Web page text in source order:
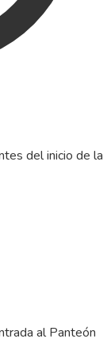
del inicio de la
al Panteón